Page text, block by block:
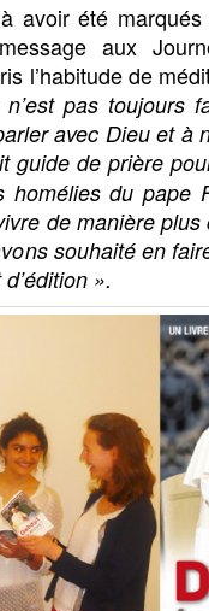
avoir été
aux
l’habitude de
pas toujours
avec Dieu et à
guide de prière
homélies du pape
de manière
souhaité en
».